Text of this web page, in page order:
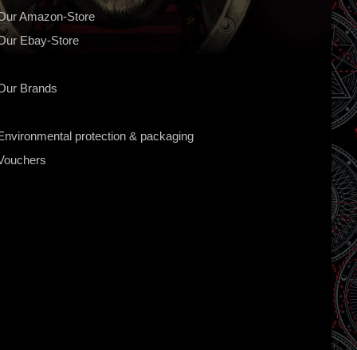
Amazon-Store
Ebay-Store
Brands
protection & packaging